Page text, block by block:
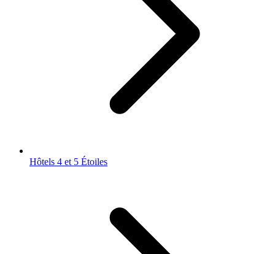
Hôtels 4 et 5 Étoiles